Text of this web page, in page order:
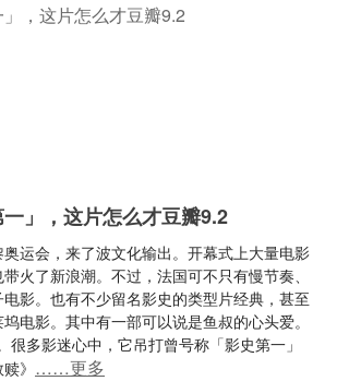
」，这片怎么才豆瓣9.2
运会，来了波文化输出。开幕式上大量电影
火了新浪潮。不过，法国可不只有慢节奏、
影。也有不少留名影史的类型片经典，甚至
电影。其中有一部可以说是鱼叔的心头爱。
很多影迷心中，它吊打曾号称「影史第一」
》 ……更多